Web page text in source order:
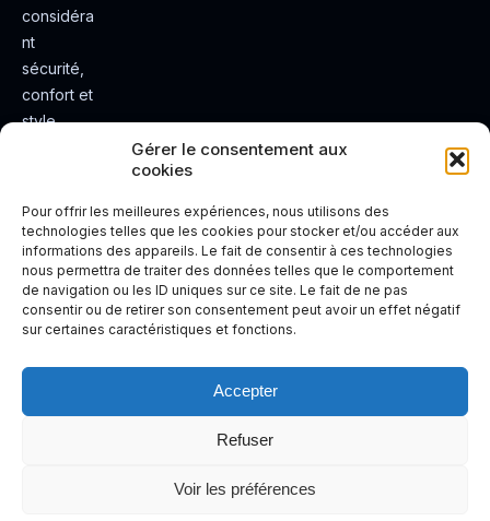
Gérer le consentement aux
cookies
Pour offrir les meilleures expériences, nous utilisons des
technologies telles que les cookies pour stocker et/ou accéder aux
informations des appareils. Le fait de consentir à ces technologies
nous permettra de traiter des données telles que le comportement
de navigation ou les ID uniques sur ce site. Le fait de ne pas
consentir ou de retirer son consentement peut avoir un effet négatif
sur certaines caractéristiques et fonctions.
Accepter
Refuser
Voir les préférences
considéra
nt
sécurité,
confort et
style.
e de
conduite
plus sûre
et plus
agréable.